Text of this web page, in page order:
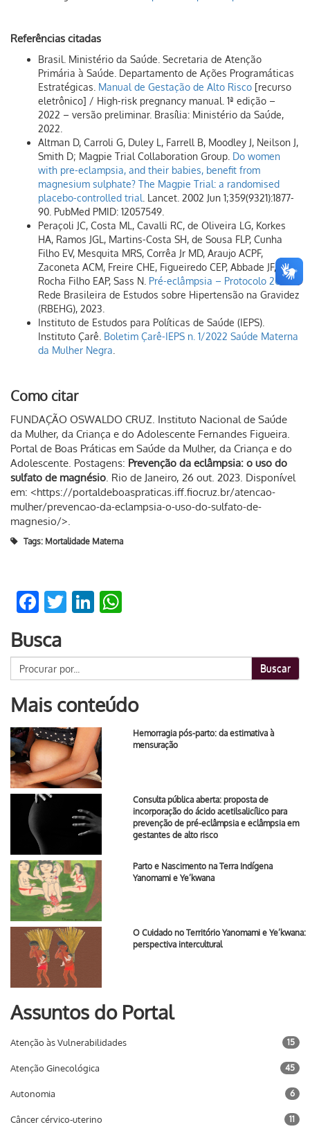
Referências citadas
Brasil. Ministério da Saúde. Secretaria de Atenção
Primária à Saúde. Departamento de Ações Programáticas
Estratégicas. Manual de Gestação de Alto Risco [recurso
eletrônico] / High-risk pregnancy manual. 1ª edição –
2022 – versão preliminar. Brasília: Ministério da Saúde,
2022.
Altman D, Carroli G, Duley L, Farrell B, Moodley J, Neilson J,
Smith D; Magpie Trial Collaboration Group. Do women
with pre-eclampsia, and their babies, benefit from
magnesium sulphate? The Magpie Trial: a randomised
placebo-controlled trial . Lancet. 2002 Jun 1;359(9321):1877-
90. PubMed PMID: 12057549.
Peraçoli JC, Costa ML, Cavalli RC, de Oliveira LG, Korkes
HA, Ramos JGL, Martins-Costa SH, de Sousa FLP, Cunha
Filho EV, Mesquita MRS, Corrêa Jr MD, Araujo ACPF,
Zaconeta ACM, Freire CHE, Figueiredo CEP, Abbade JF,
Rocha Filho EAP, Sass N. Pré-eclâmpsia – Protocolo 2023.
Rede Brasileira de Estudos sobre Hipertensão na Gravidez
(RBEHG), 2023.
Instituto de Estudos para Políticas de Saúde (IEPS).
Instituto Çarê. Boletim Çarê-IEPS n. 1/2022 Saúde Materna
da Mulher Negra
Como citar
FUNDAÇÃO OSWALDO CRUZ. Instituto Nacional de Saúde
da Mulher, da Criança e do Adolescente Fernandes Figueira.
Portal de Boas Práticas em Saúde da Mulher, da Criança e do
Adolescente. Postagens: Prevenção da eclâmpsia: o uso do
sulfato de magnésio. Rio de Janeiro, 26 out. 2023. Disponível
em: <https://portaldeboaspraticas.iff.fiocruz.br/atencao-
mulher/prevencao-da-eclampsia-o-uso-do-sulfato-de-
magnesio/>.
Tags: Mortalidade Materna
Facebook
TwitterLinkedIn
Busca
Buscar
Mais conteúdo
Hemorragia pós-parto: da estimativa à
mensuração
Consulta pública aberta: proposta de
incorporação do ácido acetilsalicílico para
prevenção de pré-eclâmpsia e eclâmpsia em
gestantes de alto risco
Parto e Nascimento na Terra Indígena
Yanomami e Ye’kwana
O Cuidado no Território Yanomami e Ye’kwana:
perspectiva intercultural
Assuntos do Portal
Atenção às Vulnerabilidades 15
Atenção Ginecológica 45
Autonomia 6
Câncer cérvico-uterino 11